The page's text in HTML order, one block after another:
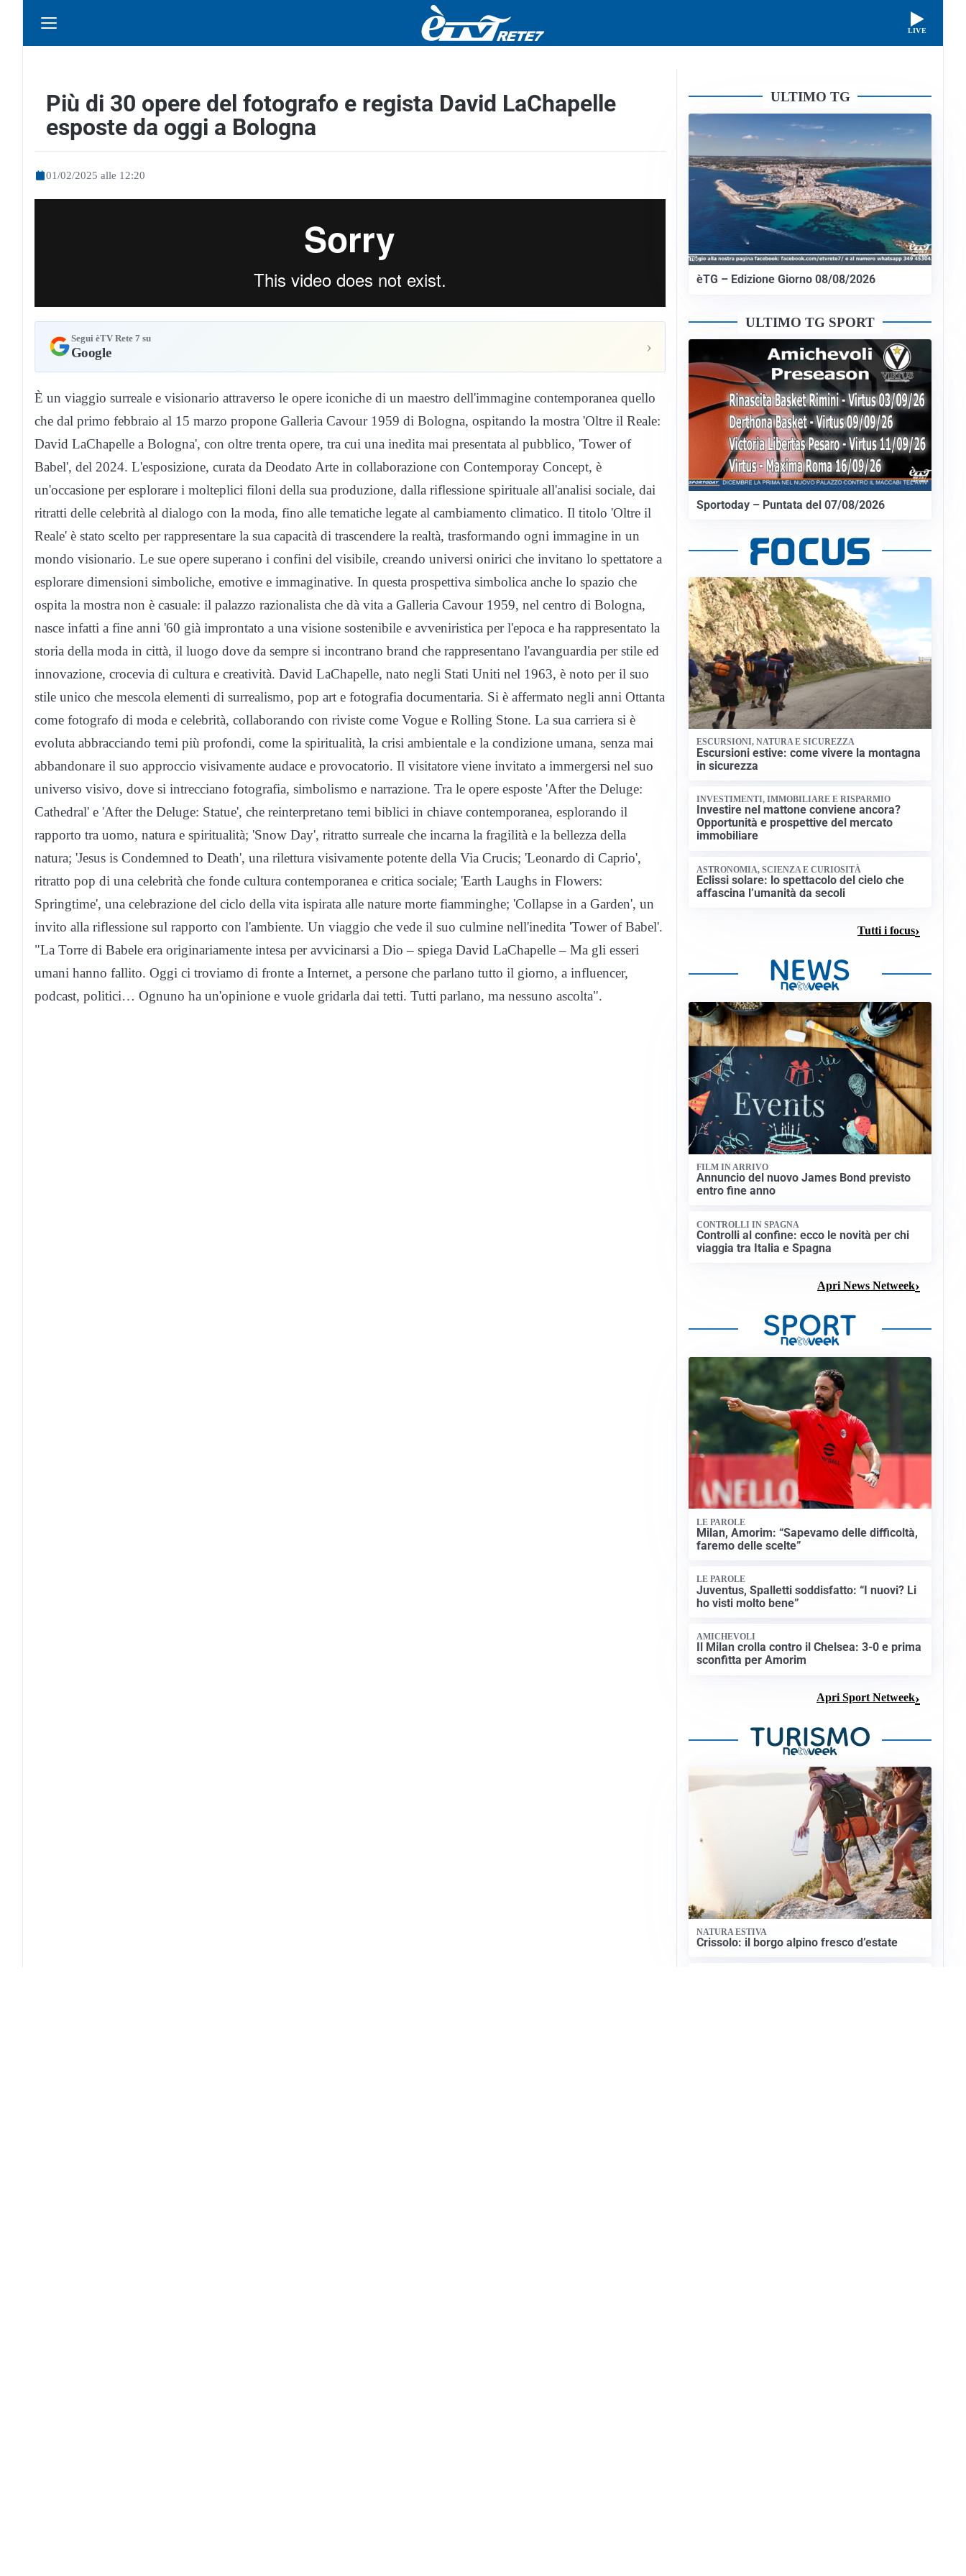
LIVE
Più di 30 opere del fotografo e regista David LaChapelle
esposte da oggi a Bologna
01/02/2025 alle 12:20
Segui èTV Rete 7 su
Google ›
È un viaggio surreale e visionario attraverso le opere iconiche di un maestro dell'immagine contemporanea quello
che dal primo febbraio al 15 marzo propone Galleria Cavour 1959 di Bologna, ospitando la mostra 'Oltre il Reale:
David LaChapelle a Bologna', con oltre trenta opere, tra cui una inedita mai presentata al pubblico, 'Tower of
Babel', del 2024. L'esposizione, curata da Deodato Arte in collaborazione con Contemporay Concept, è
un'occasione per esplorare i molteplici filoni della sua produzione, dalla riflessione spirituale all'analisi sociale, dai
ritratti delle celebrità al dialogo con la moda, fino alle tematiche legate al cambiamento climatico. Il titolo 'Oltre il
Reale' è stato scelto per rappresentare la sua capacità di trascendere la realtà, trasformando ogni immagine in un
mondo visionario. Le sue opere superano i confini del visibile, creando universi onirici che invitano lo spettatore a
esplorare dimensioni simboliche, emotive e immaginative. In questa prospettiva simbolica anche lo spazio che
ospita la mostra non è casuale: il palazzo razionalista che dà vita a Galleria Cavour 1959, nel centro di Bologna,
nasce infatti a fine anni '60 già improntato a una visione sostenibile e avveniristica per l'epoca e ha rappresentato la
storia della moda in città, il luogo dove da sempre si incontrano brand che rappresentano l'avanguardia per stile ed
innovazione, crocevia di cultura e creatività. David LaChapelle, nato negli Stati Uniti nel 1963, è noto per il suo
stile unico che mescola elementi di surrealismo, pop art e fotografia documentaria. Si è affermato negli anni Ottanta
come fotografo di moda e celebrità, collaborando con riviste come Vogue e Rolling Stone. La sua carriera si è
evoluta abbracciando temi più profondi, come la spiritualità, la crisi ambientale e la condizione umana, senza mai
abbandonare il suo approccio visivamente audace e provocatorio. Il visitatore viene invitato a immergersi nel suo
universo visivo, dove si intrecciano fotografia, simbolismo e narrazione. Tra le opere esposte 'After the Deluge:
Cathedral' e 'After the Deluge: Statue', che reinterpretano temi biblici in chiave contemporanea, esplorando il
rapporto tra uomo, natura e spiritualità; 'Snow Day', ritratto surreale che incarna la fragilità e la bellezza della
natura; 'Jesus is Condemned to Death', una rilettura visivamente potente della Via Crucis; 'Leonardo di Caprio',
ritratto pop di una celebrità che fonde cultura contemporanea e critica sociale; 'Earth Laughs in Flowers:
Springtime', una celebrazione del ciclo della vita ispirata alle nature morte fiamminghe; 'Collapse in a Garden', un
invito alla riflessione sul rapporto con l'ambiente. Un viaggio che vede il suo culmine nell'inedita 'Tower of Babel'.
"La Torre di Babele era originariamente intesa per avvicinarsi a Dio – spiega David LaChapelle – Ma gli esseri
umani hanno fallito. Oggi ci troviamo di fronte a Internet, a persone che parlano tutto il giorno, a influencer,
podcast, politici… Ognuno ha un'opinione e vuole gridarla dai tetti. Tutti parlano, ma nessuno ascolta".
ULTIMO TG
èTG – Edizione Giorno 08/08/2026
ULTIMO TG SPORT
Sportoday – Puntata del 07/08/2026
ESCURSIONI, NATURA E SICUREZZA
Escursioni estive: come vivere la montagna
in sicurezza
INVESTIMENTI, IMMOBILIARE E RISPARMIO
Investire nel mattone conviene ancora?
Opportunità e prospettive del mercato
immobiliare
ASTRONOMIA, SCIENZA E CURIOSITÀ
Eclissi solare: lo spettacolo del cielo che
affascina l’umanità da secoli
Tutti i focus
FILM IN ARRIVO
Annuncio del nuovo James Bond previsto
entro fine anno
CONTROLLI IN SPAGNA
Controlli al confine: ecco le novità per chi
viaggia tra Italia e Spagna
Apri News Netweek
LE PAROLE
Milan, Amorim: “Sapevamo delle difficoltà,
faremo delle scelte”
LE PAROLE
Juventus, Spalletti soddisfatto: “I nuovi? Li
ho visti molto bene”
AMICHEVOLI
Il Milan crolla contro il Chelsea: 3-0 e prima
sconfitta per Amorim
Apri Sport Netweek
NATURA ESTIVA
Crissolo: il borgo alpino fresco d’estate